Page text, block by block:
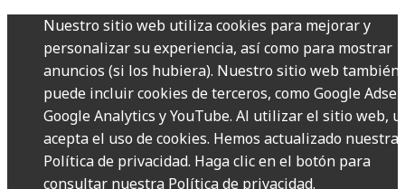
Nuestro sitio web utiliza cookies para mejorar y
personalizar su experiencia, así como para mostrar
anuncios (si los hubiera). Nuestro sitio web también
puede incluir cookies de terceros, como Google
Google Analytics y YouTube. Al utilizar el sitio web,
acepta el uso de cookies. Hemos actualizado nuestra
Política de privacidad. Haga clic en el botón para
consultar nuestra Política de privacidad.